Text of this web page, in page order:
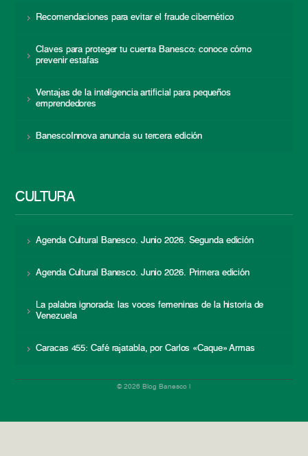
Recomendaciones para evitar el fraude cibernético
Claves para proteger tu cuenta Banesco: conoce cómo
prevenir estafas
Ventajas de la inteligencia artificial para pequeños
emprendedores
BanescoInnova anuncia su tercera edición
CULTURA
Agenda Cultural Banesco. Junio 2026. Segunda edición
Agenda Cultural Banesco. Junio 2026. Primera edición
La palabra ignorada: las voces femeninas de la historia de
Venezuela
Caracas 455: Café rajatabla, por Carlos «Caque» Armas
© 2026 Blog Banesco |